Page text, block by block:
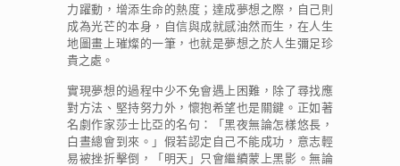
力躍動，增添生命的熱度；達成夢想之際，自己則
成為光芒的本身，自信與成就感油然而生，在人生
地圖畫上璀燦的一筆，也就是夢想之於人生彌足珍
貴之處。
實現夢想的過程中少不免會遇上困難，除了尋找應
對方法、堅持努力外，懷抱希望也是關鍵。正如著
名劇作家莎士比亞的名句：「黑夜無論怎樣悠長，
白晝總會到來。」假若認定自己不能成功，意志輕
易被挫折擊倒，「明天」只會繼續蒙上黑影。無論